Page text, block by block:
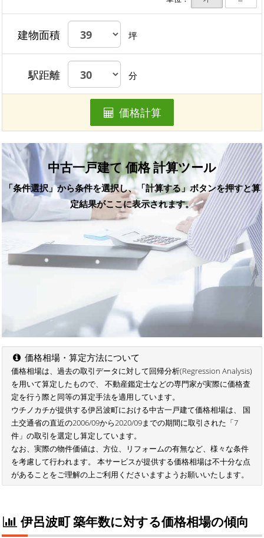
建物面積 坪
駅距離 分
価格計算
中古一戸建て 価格 計算ツール
「条件選択」から条件を選択し、「計算する」ボタンを押すと算
定結果がここに表示されます。
価格相場・算定方法について
価格相場は、過去の取引データに対して回帰分析(Regression Analysis)
を用いて算定したもので、 不動産鑑定士などの専門家が実際に価格査
定を行う際と同等の算定手法を適用しています。
ウチノカチが提供する伊呂波町における中古一戸建て価格相場は、 国
土交通省の直近の2006/09から2020/09までの期間に取引された「7
件」の取引を選定し算定しています。
なお、実際の物件価値は、方位、リフォームの有無など、様々な条件
を考慮して行われます。 本サービスが提供する価格相場は不十分な点
があることをご理解の上ご利用くださいますようお願いいたします。
伊呂波町 築年数に対する価格相場の傾向